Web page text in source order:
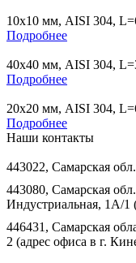
10х10 мм, AISI 304,
Подробнее
40х40 мм, AISI 304,
Подробнее
20х20 мм, AISI 304,
Подробнее
Наши контакты
443022, Самарская
443080, Самарская
Индустриальная, 1А/1
446431, Самарская
2 (адрес офиса в г.